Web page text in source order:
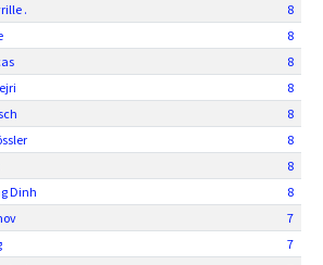
.
8
8
8
8
8
8
8
Dinh
8
7
7